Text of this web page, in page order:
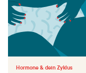
Hormone & dein Zyklus